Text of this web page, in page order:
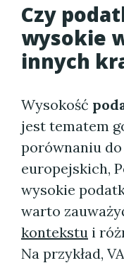
Czy
wysokie
innych
Wysokość
jest tematem
porównaniu
europejskich,
wysokie
warto
kontekstu i
Na przykład,